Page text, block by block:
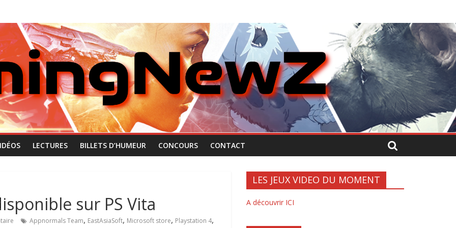
LECTURES BILLETS D’HUMEUR CONCOURS CONTACT
sur PS Vita
Appnormals Team, EastAsiaSoft, Microsoft store, Playstation 4,
LES JEUX VIDEO DU MOMENT
A découvrir ICI